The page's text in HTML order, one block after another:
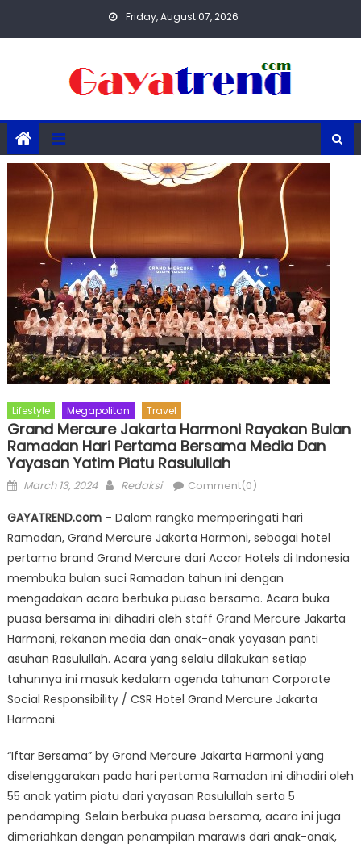
Friday, August 07, 2026
Lifestyle Megapolitan Travel
Grand Mercure Jakarta Harmoni Rayakan Bulan
Ramadan Hari Pertama Bersama Media Dan
Yayasan Yatim Piatu Rasulullah
Posted
March 13, 2024 Author
Redaksi Comment(0)
GAYATREND.com– Dalam rangka memperingati hari
Ramadan, Grand Mercure Jakarta Harmoni, sebagai hotel
pertama brand Grand Mercure dari Accor Hotels di Indonesia
membuka bulan suci Ramadan tahun ini dengan
mengadakan acara berbuka puasa bersama. Acara buka
puasa bersama ini dihadiri oleh staff Grand Mercure Jakarta
Harmoni, rekanan media dan anak-anak yayasan panti
asuhan Rasulullah. Acara yang selalu dilakukan setiap
tahunnya ini masuk kedalam agenda tahunan Corporate
Social Responsibility / CSR Hotel Grand Mercure Jakarta
Harmoni.
“Iftar Bersama” by Grand Mercure Jakarta Harmoni yang
diselenggarakan pada hari pertama Ramadan ini dihadiri oleh
55 anak yatim piatu dari yayasan Rasulullah serta 5
pendamping. Selain berbuka puasa bersama, acara ini juga
dimeriahkan dengan penampilan marawis dari anak-anak,